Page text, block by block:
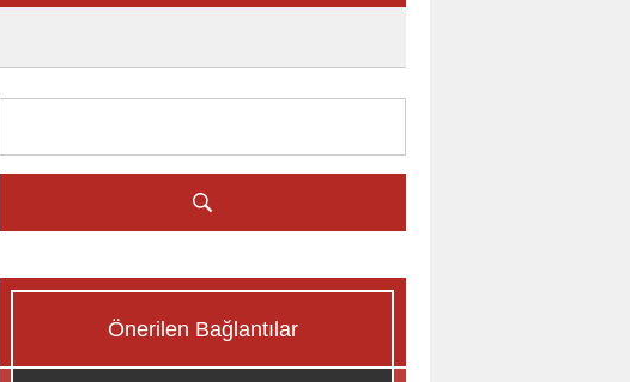
Önerilen Bağlantılar